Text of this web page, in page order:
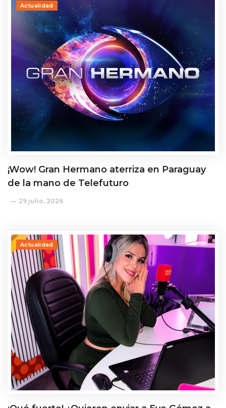
Actualidad
¡Wow! Gran Hermano aterriza en Paraguay
de la mano de Telefuturo
29 julio, 2026
Actualidad